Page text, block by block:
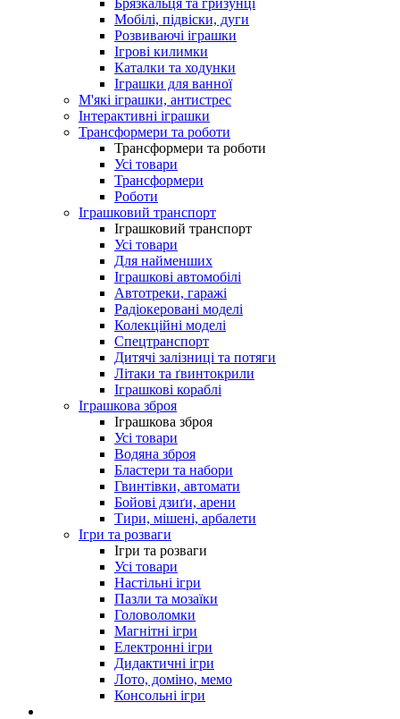
Брязкальця та гризунці
Мобілі, підвіски, дуги
Розвиваючі іграшки
Ігрові килимки
Каталки та ходунки
Іграшки для ванної
М'які іграшки, антистрес
Інтерактивні іграшки
Трансформери та роботи
Трансформери та роботи
Усі товари
Трансформери
Роботи
Іграшковий транспорт
Іграшковий транспорт
Усі товари
Для найменших
Іграшкові автомобілі
Автотреки, гаражі
Радіокеровані моделі
Колекційні моделі
Спецтранспорт
Дитячі залізниці та потяги
Літаки та ґвинтокрили
Іграшкові кораблі
Іграшкова зброя
Іграшкова зброя
Усі товари
Водяна зброя
Бластери та набори
Гвинтівки, автомати
Бойові дзиґи, арени
Тири, мішені, арбалети
Ігри та розваги
Ігри та розваги
Усі товари
Настільні ігри
Пазли та мозаїки
Головоломки
Магнітні ігри
Електронні ігри
Дидактичні ігри
Лото, доміно, мемо
Консольні ігри